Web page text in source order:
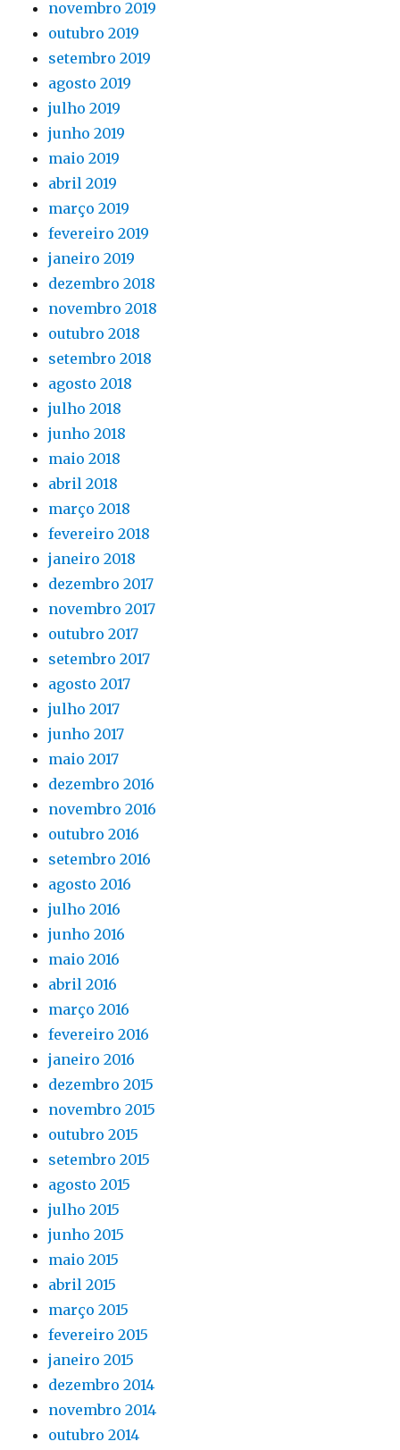
novembro 2019
outubro 2019
setembro 2019
agosto 2019
julho 2019
junho 2019
maio 2019
abril 2019
março 2019
fevereiro 2019
janeiro 2019
dezembro 2018
novembro 2018
outubro 2018
setembro 2018
agosto 2018
julho 2018
junho 2018
maio 2018
abril 2018
março 2018
fevereiro 2018
janeiro 2018
dezembro 2017
novembro 2017
outubro 2017
setembro 2017
agosto 2017
julho 2017
junho 2017
maio 2017
dezembro 2016
novembro 2016
outubro 2016
setembro 2016
agosto 2016
julho 2016
junho 2016
maio 2016
abril 2016
março 2016
fevereiro 2016
janeiro 2016
dezembro 2015
novembro 2015
outubro 2015
setembro 2015
agosto 2015
julho 2015
junho 2015
maio 2015
abril 2015
março 2015
fevereiro 2015
janeiro 2015
dezembro 2014
novembro 2014
outubro 2014